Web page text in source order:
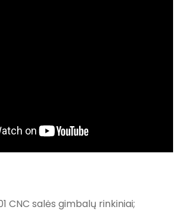
CNC salės gimbalų rinkiniai;